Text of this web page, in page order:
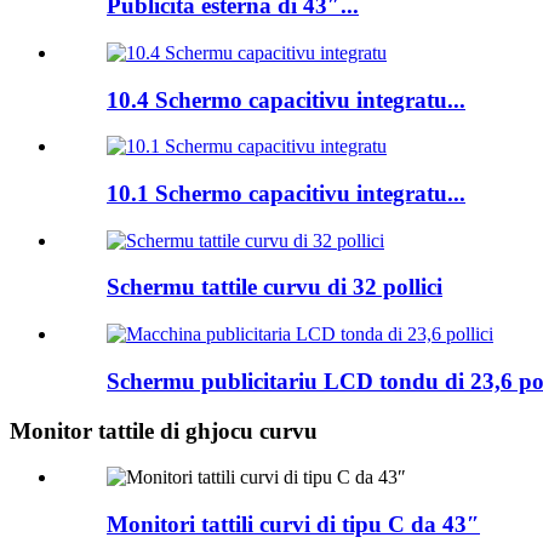
Publicità esterna di 43″...
10.4 Schermo capacitivu integratu...
10.1 Schermo capacitivu integratu...
Schermu tattile curvu di 32 pollici
Schermu publicitariu LCD tondu di 23,6
Monitor tattile di ghjocu curvu
Monitori tattili curvi di tipu C da 43″